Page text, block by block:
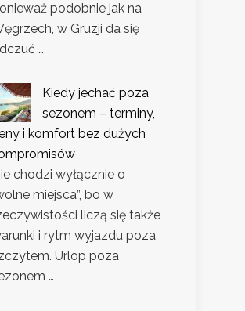
podobnie jak na
w Gruzji da się
…
Kiedy jechać poza
sezonem – terminy,
i komfort bez dużych
chodzi wyłącznie o
miejsca”, bo w
liczą się także
i rytm wyjazdu poza
Urlop poza
…